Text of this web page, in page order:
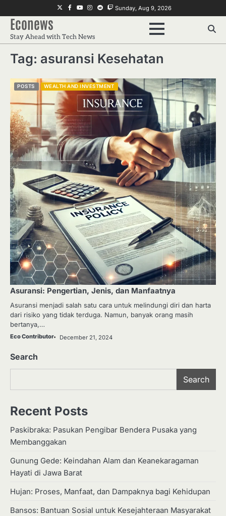
to
content
TwitterFacebook
YoutubeInstagram
RedditTwitch
Sunday, Aug 9, 2026
Econews
Stay Ahead with Tech News
Tag: asuransi Kesehatan
POSTS WEALTH AND INVESTMENT
Asuransi: Pengertian, Jenis, dan Manfaatnya
Asuransi menjadi salah satu cara untuk melindungi diri dan harta
dari risiko yang tidak terduga. Namun, banyak orang masih
bertanya,…
Eco Contributor December 21, 2024
Search
Search
Recent Posts
Paskibraka: Pasukan Pengibar Bendera Pusaka yang
Membanggakan
Gunung Gede: Keindahan Alam dan Keanekaragaman
Hayati di Jawa Barat
Hujan: Proses, Manfaat, dan Dampaknya bagi Kehidupan
Bansos: Bantuan Sosial untuk Kesejahteraan Masyarakat